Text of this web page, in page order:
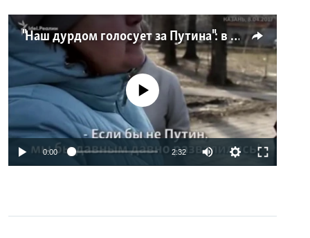
"Наш дурдом голосует за Путина": в Казани прошел арт-пикет "Открытой России"
No media source currently available
0:00 2:32